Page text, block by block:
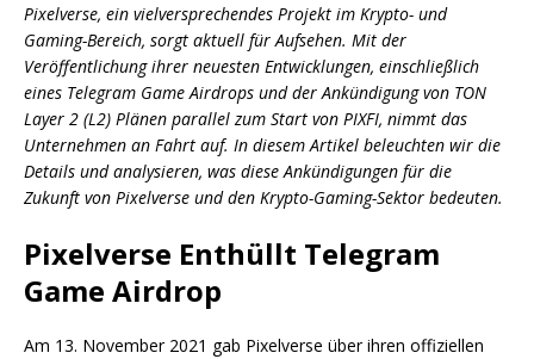
Pixelverse, ein vielversprechendes Projekt im Krypto- und
Gaming-Bereich, sorgt aktuell für Aufsehen. Mit der
Veröffentlichung ihrer neuesten Entwicklungen, einschließlich
eines Telegram Game Airdrops und der Ankündigung von TON
Layer 2 (L2) Plänen parallel zum Start von PIXFI, nimmt das
Unternehmen an Fahrt auf. In diesem Artikel beleuchten wir die
Details und analysieren, was diese Ankündigungen für die
Zukunft von Pixelverse und den Krypto-Gaming-Sektor bedeuten.
Pixelverse Enthüllt Telegram
Game Airdrop
Am 13. November 2021 gab Pixelverse über ihren offiziellen